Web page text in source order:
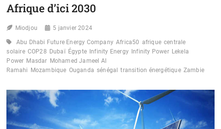
POUR
RÉSILIENCE
CLIMATIQUE
Afrique d’ici 2030
Miodjou 5 janvier 2024
Abu Dhabi Future Energy Company Africa50 afrique centrale
solaire COP28 Dubaï Égypte Infinity Energy Infinity Power Lekela
Power Masdar Mohamed Jameel Al
Ramahi
Mozambique Ouganda sénégal transition énergétique Zambie